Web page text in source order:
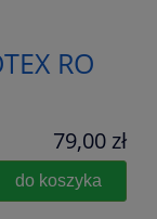
RO
79,00 zł
do koszyka